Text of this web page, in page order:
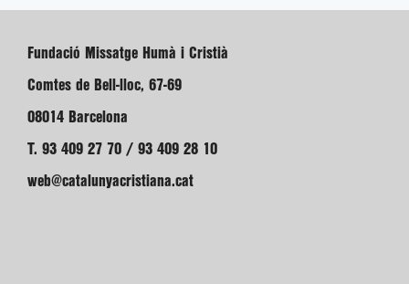
Fundació Missatge Humà i Cristià
Comtes de Bell-lloc, 67-69
08014 Barcelona
T. 93 409 27 70 / 93 409 28 10
web@catalunyacristiana.cat